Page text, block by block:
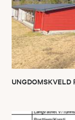
UNGDOMSKVELD